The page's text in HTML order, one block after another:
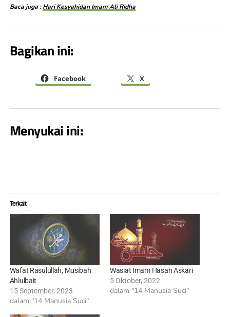
Baca juga :Hari Kesyahidan Imam Ali Ridha
Bagikan ini:
Facebook X
Menyukai ini:
Terkait
Wafat Rasulullah, Musibah
Ahlulbait
15 September, 2023
dalam "14 Manusia Suci"
Wasiat Imam Hasan Askari
5 Oktober, 2022
dalam "14 Manusia Suci"